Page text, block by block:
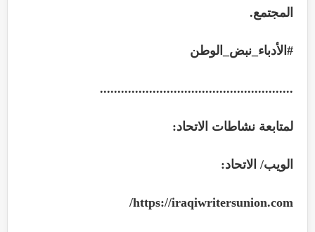
المجتمع.
#الأدباء_نبض_الوطن
.......................................................
لمتابعة نشاطات الاتحاد:
الويب/ الاتحاد:
https://iraqiwritersunion.com
/